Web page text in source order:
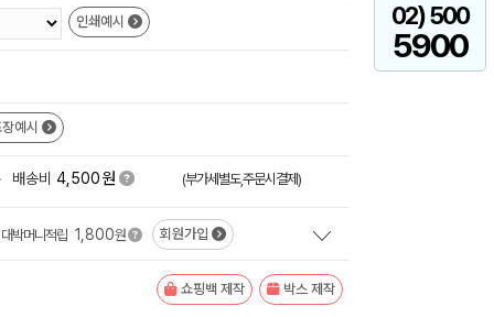
02) 500
5900
인쇄예시
예시
배송비 4,500원 (부가세별도,주문시결제)
대박머니적립 1,800원 회원가입
쇼핑백 제작 박스 제작